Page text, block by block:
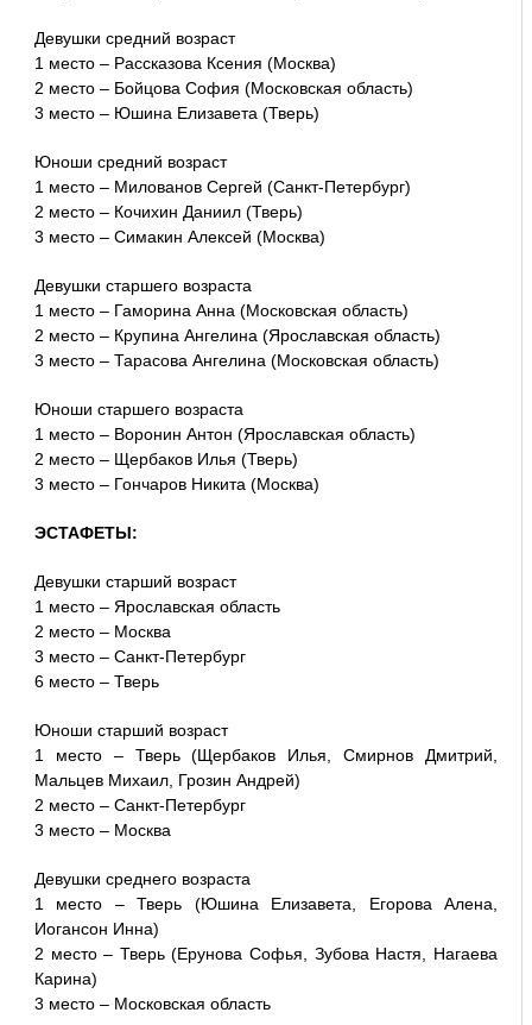
Девушки средний возраст
1 место – Рассказова Ксения (Москва)
2 место – Бойцова София (Московская область)
3 место – Юшина Елизавета (Тверь)
Юноши средний возраст
1 место – Милованов Сергей (Санкт-Петербург)
2 место – Кочихин Даниил (Тверь)
3 место – Симакин Алексей (Москва)
Девушки старшего возраста
1 место – Гаморина Анна (Московская область)
2 место – Крупина Ангелина (Ярославская область)
3 место – Тарасова Ангелина (Московская область)
Юноши старшего возраста
1 место – Воронин Антон (Ярославская область)
2 место – Щербаков Илья (Тверь)
3 место – Гончаров Никита (Москва)
ЭСТАФЕТЫ:
Девушки старший возраст
1 место – Ярославская область
2 место – Москва
3 место – Санкт-Петербург
6 место – Тверь
Юноши старший возраст
1 место – Тверь (Щербаков Илья, Смирнов Дмитрий,
Мальцев Михаил, Грозин Андрей)
2 место – Санкт-Петербург
3 место – Москва
Девушки среднего возраста
1 место – Тверь (Юшина Елизавета, Егорова Алена,
Иогансон Инна)
2 место – Тверь (Ерунова Софья, Зубова Настя, Нагаева
Карина)
3 место – Московская область